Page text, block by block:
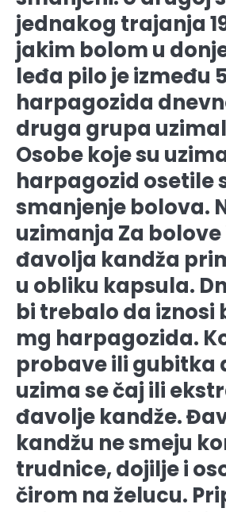
jednakog trajanja
jakim bolom u
leđa pilo je između
harpagozida
druga grupa
Osobe koje su
harpagozid osetile
smanjenje bolova.
uzimanja Za
đavolja kandža
u obliku kapsula.
bi trebalo da iznosi
mg harpagozida.
probave ili gubitka
uzima se čaj ili
đavolje kandže.
kandžu ne smeju
trudnice, dojilje i
čirom na želucu.